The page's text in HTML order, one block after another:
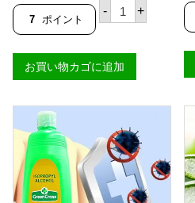
7 ポイント
-
N
O
L
パ
ヤ
2
2
5
m
l
+
お買い物カゴに追加